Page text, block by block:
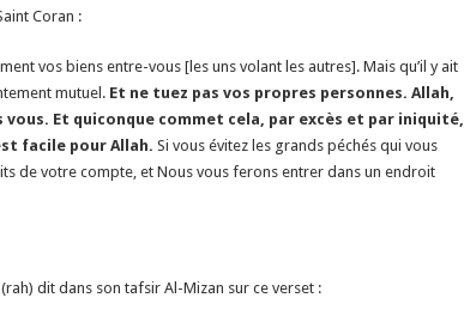
Coran :
vos biens entre-vous [les uns volant les autres]. Mais qu’il y ait
mutuel. Et ne tuez pas vos propres personnes. Allah,
Et quiconque commet cela, par excès et par iniquité,
facile pour Allah. Si vous évitez les grands péchés qui vous
de votre compte, et Nous vous ferons entrer dans un endroit
dit dans son tafsir Al-Mizan sur ce verset :